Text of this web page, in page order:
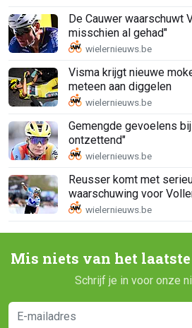
De Cauwer waarschuwt
misschien al gehad"
Visma krijgt nieuwe
meteen aan diggelen
Gemengde gevoelens
ontzettend"
Reusser komt met
waarschuwing voor
Mis niets van het
Schrijf je in voor onze